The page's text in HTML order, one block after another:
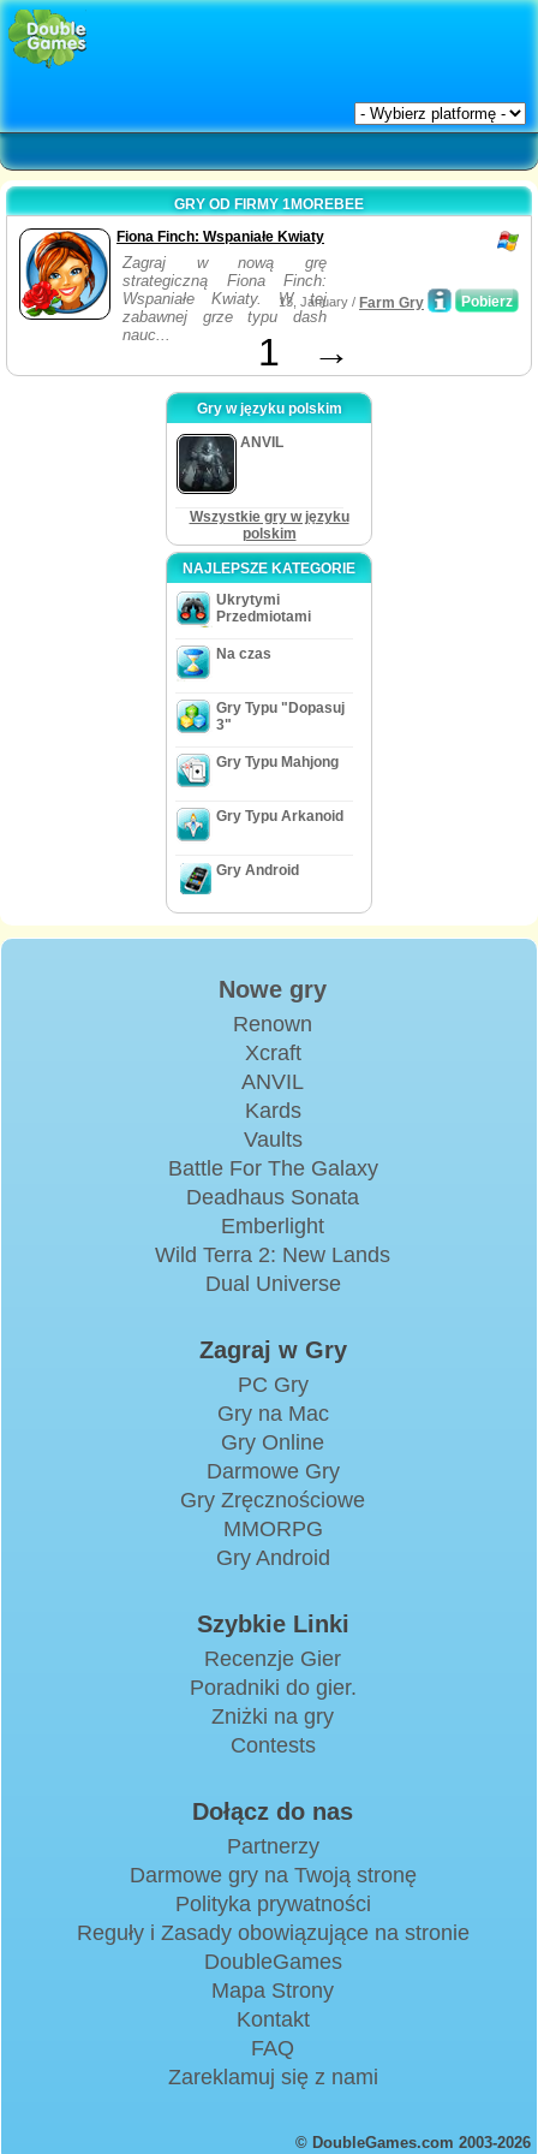
GRY OD FIRMY 1MOREBEE
Fiona Finch: Wspaniałe Kwiaty
Zagraj w nową grę
strategiczną Fiona Finch:
Wspaniałe Kwiaty. W tej
zabawnej grze typu dash
nauc...
Pobierz
13, January / Farm Gry
1 →
Gry w języku polskim
ANVIL
Wszystkie gry w języku
polskim
NAJLEPSZE KATEGORIE
Ukrytymi
Przedmiotami
Na czas
Gry Typu "Dopasuj
3"
Gry Typu Mahjong
Gry Typu Arkanoid
Gry Android
Nowe gry
Renown
Xcraft
ANVIL
Kards
Vaults
Battle For The Galaxy
Deadhaus Sonata
Emberlight
Wild Terra 2: New Lands
Dual Universe
Zagraj w Gry
PC Gry
Gry na Mac
Gry Online
Darmowe Gry
Gry Zręcznościowe
MMORPG
Gry Android
Szybkie Linki
Recenzje Gier
Poradniki do gier.
Zniżki na gry
Contests
Dołącz do nas
Partnerzy
Darmowe gry na Twoją stronę
Polityka prywatności
Reguły i Zasady obowiązujące na stronie
DoubleGames
Mapa Strony
Kontakt
FAQ
Zareklamuj się z nami
© DoubleGames.com 2003-2026